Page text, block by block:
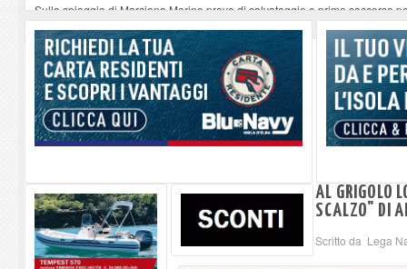
Sulla spiaggia di Marciana Marina prove di salvataggio e primo soccorso
Rotta Elba–Bali: il viaggio impossibile di Moira Lena Tassi approda al
Il 9 e 11 agosto, due passeggiate alla scoperta di chiese, santi, antichi
Danilo Casali, marinaio decorato dell’Elba e la straordinaria traversata con
AL GRIGOLO
SCALZO" DI
Scritto da Lega